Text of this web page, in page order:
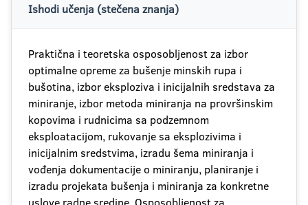
Ishodi učenja (stečena znanja)
Praktična i teoretska osposobljenost za izbor
optimalne opreme za bušenje minskih rupa i
bušotina, izbor eksploziva i inicijalnih sredstava za
miniranje, izbor metoda miniranja na provršinskim
kopovima i rudnicima sa podzemnom
eksploatacijom, rukovanje sa eksplozivima i
inicijalnim sredstvima, izradu šema miniranja i
vođenja dokumentacije o miniranju, planiranje i
izradu projekata bušenja i miniranja za konkretne